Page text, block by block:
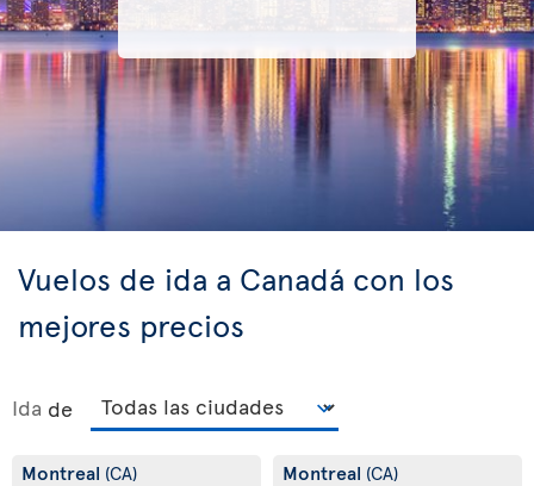
Vuelos de ida a Canadá con los
mejores precios
Ida de
Montreal (CA) Montreal (CA)